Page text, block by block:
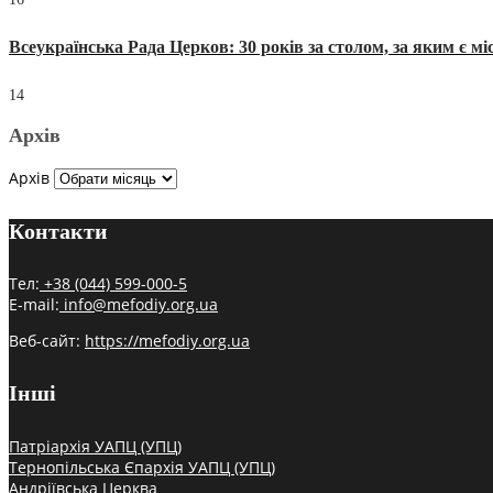
Всеукраїнська Рада Церков: 30 років за столом, за яким є
14
Архів
Архів
Контакти
Тел: +38 (044) 599-000-5
E-mail: info@mefodiy.org.ua
Веб-сайт: https://mefodiy.org.ua
Інші
Патріархія УАПЦ (УПЦ)
Тернопільська Єпархія УАПЦ (УПЦ)
Андріївська Церква